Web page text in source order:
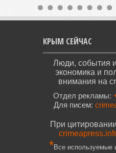
КРЫМ СЕЙЧАС
Люди, события
экономика и
внимания на
Отдел рекламы:
Для писем:
При
*Все используемые